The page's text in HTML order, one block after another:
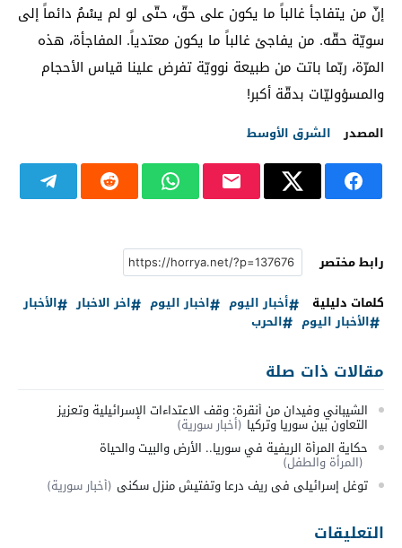
إنّ من يتفاجأ غالباً ما يكون على حقّ، حتّى لو لم يسْمُ دائماً إلى
سويّة حقّه. من يفاجئ غالباً ما يكون معتدياً. المفاجأة، هذه
المرّة، ربّما باتت من طبيعة نوويّة تفرض علينا قياس الأحجام
والمسؤوليّات بدقّة أكبر!
المصدر الشرق الأوسط
رابط مختصر
كلمات دليلية
أخبار اليوم اخبار اليوم اخر الاخبار
الأخبار
الأخبار اليوم
الحرب
مقالات ذات صلة
الشيباني وفيدان من أنقرة: وقف الاعتداءات الإسرائيلية وتعزيز
التعاون بين سوريا وتركيا (أخبار سورية)
حكاية المرأة الريفية في سوريا.. الأرض والبيت والحياة
(المرأة والطفل)
توغل إسرائيلي في ريف درعا وتفتيش منزل سكني (أخبار سورية)
التعليقات